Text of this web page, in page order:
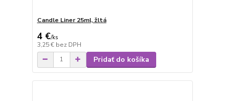
Candle Liner 25ml, žltá
4 €/ks
3,25 € bez DPH
Pridať do košíka